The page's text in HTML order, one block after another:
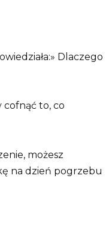
Dlaczego
cofnąć to, co
możesz
na dzień pogrzebu